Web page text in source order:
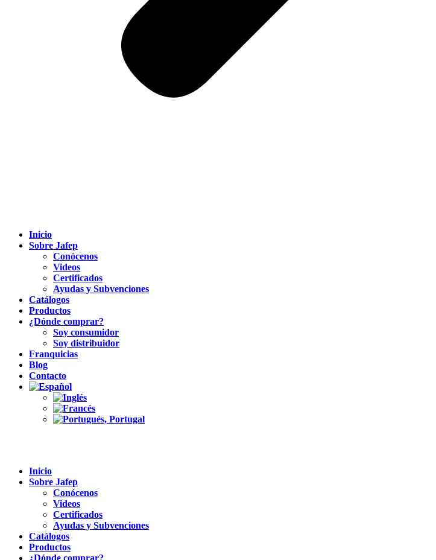
Inicio
Sobre Jafep
Conócenos
Videos
Certificados
Ayudas y Subvenciones
Catálogos
Productos
¿Dónde comprar?
Soy consumidor
Soy distribuidor
Franquicias
Blog
Contacto
Inicio
Sobre Jafep
Conócenos
Videos
Certificados
Ayudas y Subvenciones
Catálogos
Productos
¿Dónde comprar?